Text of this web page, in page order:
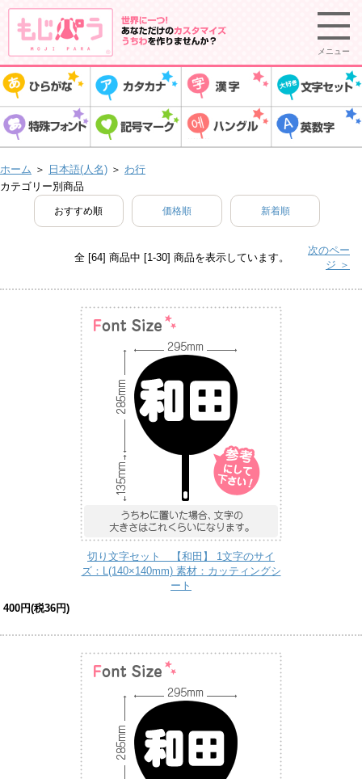
メニュー
ホーム ＞ 日本語(人名) ＞ わ行
カテゴリー別商品
おすすめ順 価格順 新着順
全 [64] 商品中 [1-30] 商品を表示しています。
次のペー
ジ ＞
切り文字セット 【和田】 1文字のサイ
ズ：L(140×140mm) 素材：カッティングシ
ート
400円(税36円)